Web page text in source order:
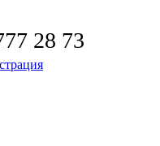
28 73